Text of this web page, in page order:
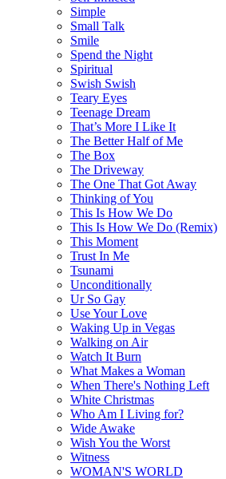
Simple
Small Talk
Smile
Spend the Night
Spiritual
Swish Swish
Teary Eyes
Teenage Dream
That’s More I Like It
The Better Half of Me
The Box
The Driveway
The One That Got Away
Thinking of You
This Is How We Do
This Is How We Do (Remix)
This Moment
Trust In Me
Tsunami
Unconditionally
Ur So Gay
Use Your Love
Waking Up in Vegas
Walking on Air
Watch It Burn
What Makes a Woman
When There's Nothing Left
White Christmas
Who Am I Living for?
Wide Awake
Wish You the Worst
Witness
WOMAN'S WORLD